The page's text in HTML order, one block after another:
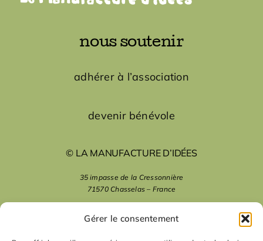
Gérer le consentement
nous soutenir
adhérer à l’association
devenir bénévole
© LA MANUFACTURE D’IDÉES
35 impasse de la Cressonnière
71570 Chasselas – France
mentions légales